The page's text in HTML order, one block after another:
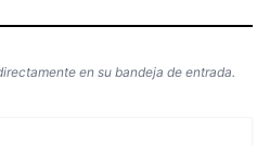
en su bandeja de entrada.